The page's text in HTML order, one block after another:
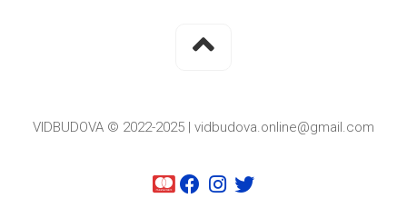
VIDBUDOVA © 2022-2025 | vidbudova.online@gmail.com